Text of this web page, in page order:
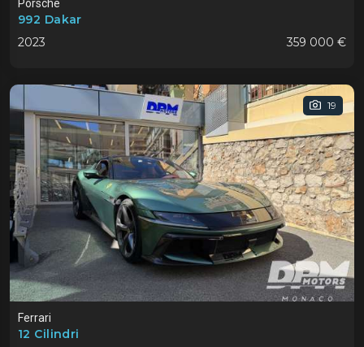
Porsche
992 Dakar
2023
359 000 €
19
Ferrari
12 Cilindri